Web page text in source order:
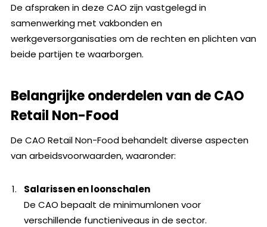
De afspraken in deze CAO zijn vastgelegd in
samenwerking met vakbonden en
werkgeversorganisaties om de rechten en plichten van
beide partijen te waarborgen.
Belangrijke onderdelen van de CAO
Retail Non-Food
De CAO Retail Non-Food behandelt diverse aspecten
van arbeidsvoorwaarden, waaronder:
Salarissen en loonschalen
De CAO bepaalt de minimumlonen voor
verschillende functieniveaus in de sector.